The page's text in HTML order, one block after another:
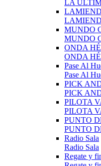
LA
MUNDO
MUNDO
ONDA
ONDA
Pase Al
Pase Al
PICK
PICK
PILOTA
PILOTA
PUNTO
PUNTO
Radio Sala
Radio Sala
Regate y